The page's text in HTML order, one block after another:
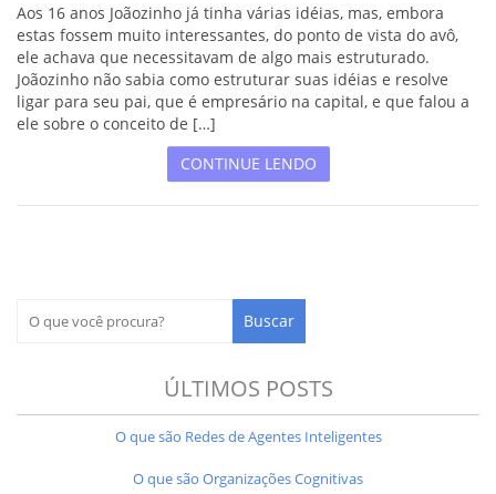
Aos 16 anos Joãozinho já tinha várias idéias, mas, embora
estas fossem muito interessantes, do ponto de vista do avô,
ele achava que necessitavam de algo mais estruturado.
Joãozinho não sabia como estruturar suas idéias e resolve
ligar para seu pai, que é empresário na capital, e que falou a
ele sobre o conceito de […]
CONTINUE LENDO
ÚLTIMOS POSTS
O que são Redes de Agentes Inteligentes
O que são Organizações Cognitivas